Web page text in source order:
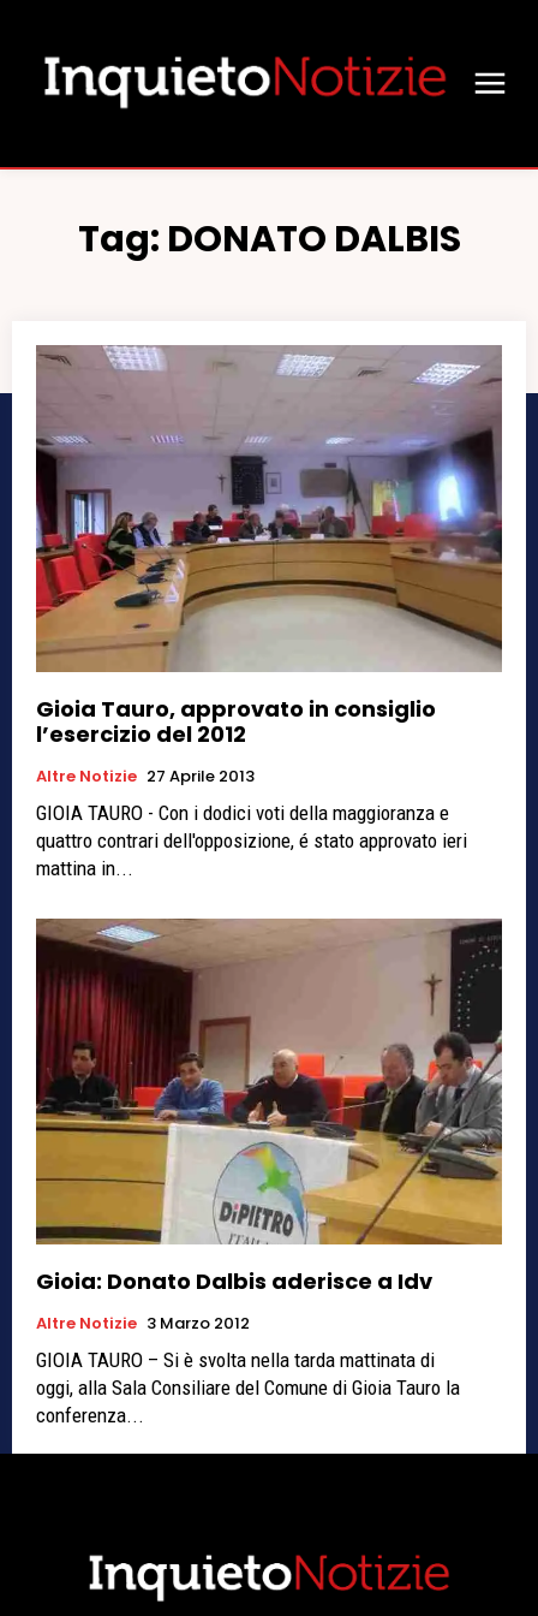
Tag: DONATO DALBIS
Gioia Tauro, approvato in consiglio
l’esercizio del 2012
Altre Notizie 27 Aprile 2013
GIOIA TAURO - Con i dodici voti della maggioranza e
quattro contrari dell'opposizione, é stato approvato ieri
mattina in...
Gioia: Donato Dalbis aderisce a Idv
Altre Notizie 3 Marzo 2012
GIOIA TAURO – Si è svolta nella tarda mattinata di
oggi, alla Sala Consiliare del Comune di Gioia Tauro la
conferenza...